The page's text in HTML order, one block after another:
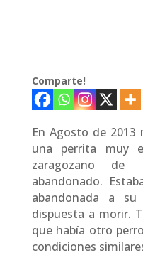
Comparte!
En Agosto de 2013
una perrita muy
zaragozano
abandonado.
abandonada a
dispuesta a morir.
que había otro
condiciones